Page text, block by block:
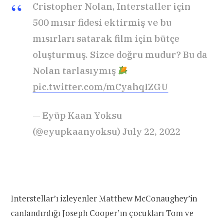
Cristopher Nolan, Interstaller için
500 mısır fidesi ektirmiş ve bu
mısırları satarak film için bütçe
oluşturmuş. Sizce doğru mudur? Bu da
Nolan tarlasıymış
pic.twitter.com/mCyahqIZGU
— Eyüp Kaan Yoksu
(@eyupkaanyoksu) July 22, 2022
Interstellar’ı izleyenler Matthew McConaughey’in
canlandırdığı Joseph Cooper’ın çocukları Tom ve